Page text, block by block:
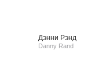
Дэнни Рэнд
Danny Rand